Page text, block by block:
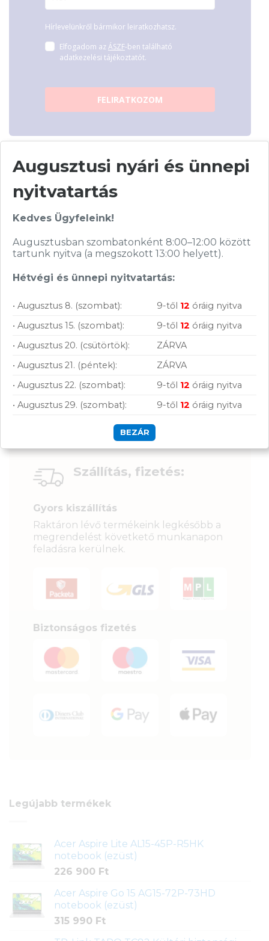
Hírlevelünkről bármikor leiratkozhatsz.
Elfogadom az ÁSZF-ben található
adatkezelési tájékoztatót.
FELIRATKOZOM
Vásárolj nálunk!
Garanciavállalás
Hűségprogram
Szolgáltatásaink vállalkozásoknak
Szállítás, fizetés:
Gyors kiszállítás
Raktáron lévő termékeink legkésőbb a
megrendelést követkető munkanapon
feladásra kerülnek.
Biztonságos fizetés
Legújabb termékek
Acer Aspire Lite AL15-45P-R5HK
notebook (ezüst)
226 900 Ft
Acer Aspire Go 15 AG15-72P-73HD
notebook (ezüst)
315 990 Ft
Augusztusi nyári és ünnepi
nyitvatartás
Kedves Ügyfeleink!
Augusztusban szombatonként 8:00–12:00 között
tartunk nyitva (a megszokott 13:00 helyett).
Hétvégi és ünnepi nyitvatartás:
• Augusztus 8. (szombat): 9-től 12 óráig nyitva
• Augusztus 15. (szombat):
9-től 12 óráig nyitva
• Augusztus 20. (csütörtök):
ZÁRVA
• Augusztus 21. (péntek):
ZÁRVA
• Augusztus 22. (szombat):
9-től 12 óráig nyitva
• Augusztus 29. (szombat):
9-től 12 óráig nyitva
BEZÁR